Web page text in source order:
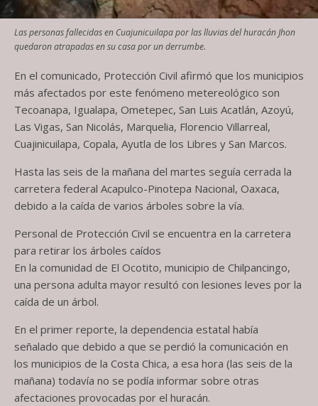
Las personas fallecidas en Cuajunicuilapa por las lluvias del huracán Jhon
quedaron atrapadas en su casa por un derrumbe.
En el comunicado, Protección Civil afirmó que los municipios
más afectados por este fenómeno metereológico son
Tecoanapa, Igualapa, Ometepec, San Luis Acatlán, Azoyú,
Las Vigas, San Nicolás, Marquelia, Florencio Villarreal,
Cuajinicuilapa, Copala, Ayutla de los Libres y San Marcos.
Hasta las seis de la mañana del martes seguía cerrada la
carretera federal Acapulco-Pinotepa Nacional, Oaxaca,
debido a la caída de varios árboles sobre la vía.
Personal de Protección Civil se encuentra en la carretera
para retirar los árboles caídos
En la comunidad de El Ocotito, municipio de Chilpancingo,
una persona adulta mayor resultó con lesiones leves por la
caída de un árbol.
En el primer reporte, la dependencia estatal había
señalado que debido a que se perdió la comunicación en
los municipios de la Costa Chica, a esa hora (las seis de la
mañana) todavía no se podía informar sobre otras
afectaciones provocadas por el huracán.